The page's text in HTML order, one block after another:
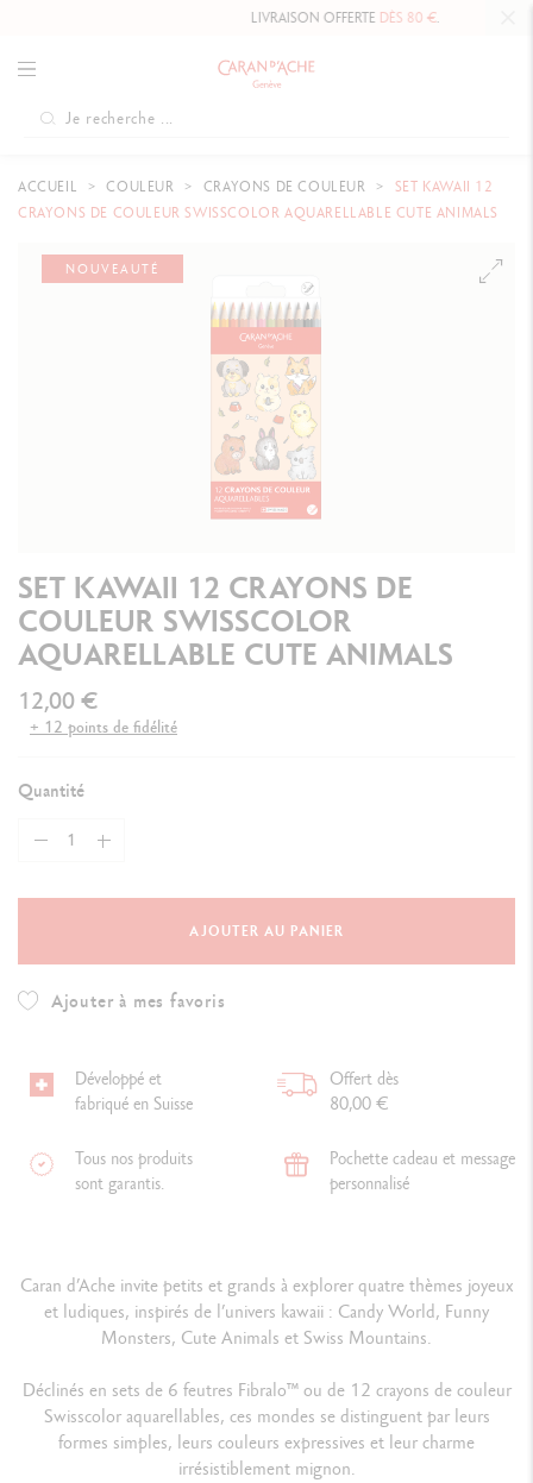
LIVRAISON OFFERTEDÈS 80 €.
ACCUEIL COULEUR CRAYONS DE COULEUR
SET KAWAII 12
CRAYONS DE COULEUR SWISSCOLOR AQUARELLABLE CUTE ANIMALS
NOUVEAUTÉ
SET KAWAII 12 CRAYONS DE
COULEUR SWISSCOLOR
AQUARELLABLE CUTE ANIMALS
12,00 €
+ 12 points de fidélité
Quantité
AJOUTER AU PANIER
Ajouter à mes favoris
Développé et
fabriqué en Suisse
Offert dès
80,00 €
Tous nos produits
sont garantis.
Pochette cadeau et message
personnalisé
Caran d’Ache invite petits et grands à explorer quatre thèmes joyeux
et ludiques, inspirés de l’univers kawaii : Candy World, Funny
Monsters, Cute Animals et Swiss Mountains.
Déclinés en sets de 6 feutres Fibralo™ ou de 12 crayons de couleur
Swisscolor aquarellables, ces mondes se distinguent par leurs
formes simples, leurs couleurs expressives et leur charme
irrésistiblement mignon.